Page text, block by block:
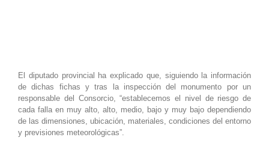
El diputado provincial ha explicado que, siguiendo la información
de dichas fichas y tras la inspección del monumento por un
responsable del Consorcio, “establecemos el nivel de riesgo de
cada falla en muy alto, alto, medio, bajo y muy bajo dependiendo
de las dimensiones, ubicación, materiales, condiciones del entorno
y previsiones meteorológicas”.